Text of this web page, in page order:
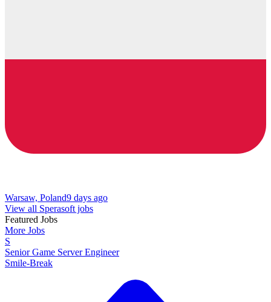
Warsaw, Poland9 days ago
View all Sperasoft jobs
Featured Jobs
More Jobs
S
Senior Game Server Engineer
Smile-Break